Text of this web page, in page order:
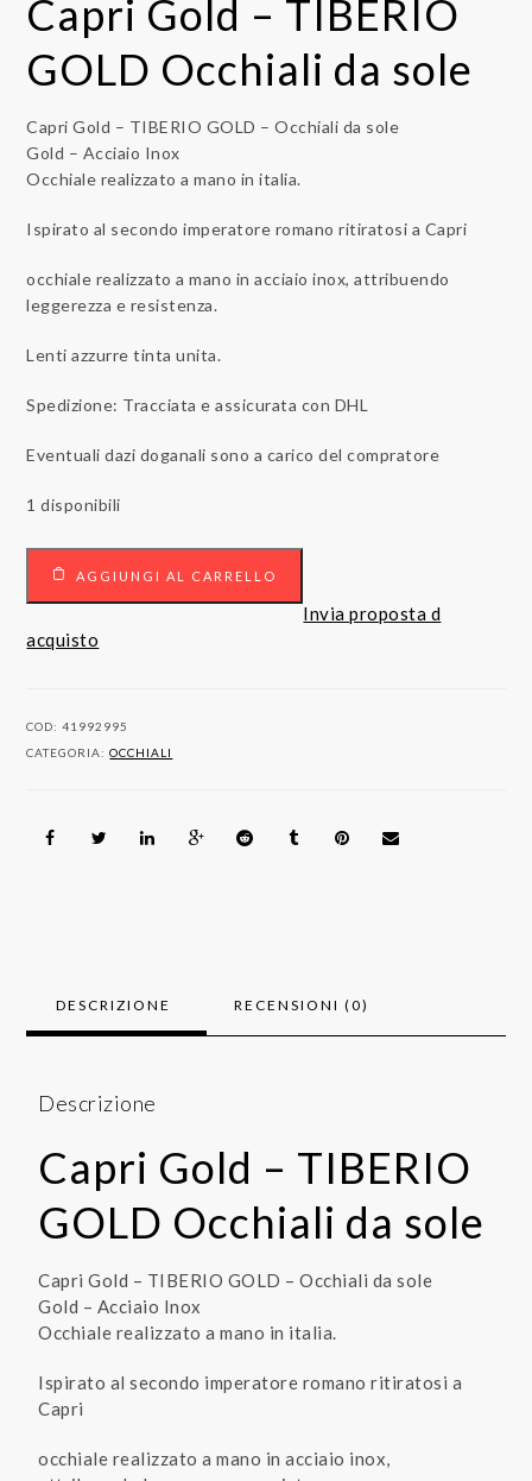
Capri Gold – TIBERIO
GOLD Occhiali da sole
Capri Gold – TIBERIO GOLD – Occhiali da sole
Gold – Acciaio Inox
Occhiale realizzato a mano in italia.
Ispirato al secondo imperatore romano ritiratosi a Capri
occhiale realizzato a mano in acciaio inox, attribuendo
leggerezza e resistenza.
Lenti azzurre tinta unita.
Spedizione: Tracciata e assicurata con DHL
Eventuali dazi doganali sono a carico del compratore
1 disponibili
Capri
"TIBERIO
AGGIUNGI AL CARRELLO
Invia proposta d
acquisto
COD:41992995
CATEGORIA:OCCHIALI
DESCRIZIONE RECENSIONI (0)
Descrizione
Capri Gold – TIBERIO
GOLD Occhiali da sole
Capri Gold – TIBERIO GOLD – Occhiali da sole
Gold – Acciaio Inox
Occhiale realizzato a mano in italia.
Ispirato al secondo imperatore romano ritiratosi a
Capri
occhiale realizzato a mano in acciaio inox,